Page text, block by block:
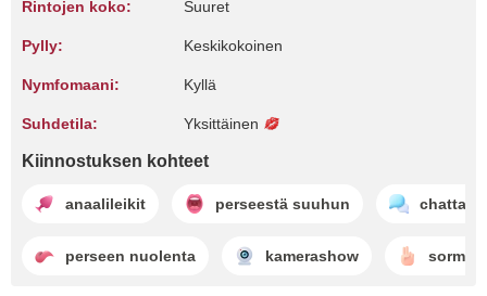
Rintojen koko: Suuret
Pylly: Keskikokoinen
Nymfomaani: Kyllä
Suhdetila: Yksittäinen
Kiinnostuksen kohteet
anaalileikit perseestä suuhun chattailu
perseen nuolenta kamerashow